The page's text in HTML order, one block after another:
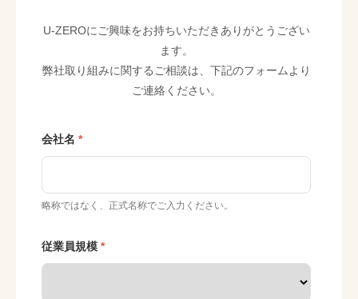
U-ZEROにご興味をお持ちいただきありがとうござい
ます。
弊社取り組みに関するご相談は、下記のフォームより
ご連絡ください。
会社名
略称ではなく、正式名称でご入力ください。
従業員規模